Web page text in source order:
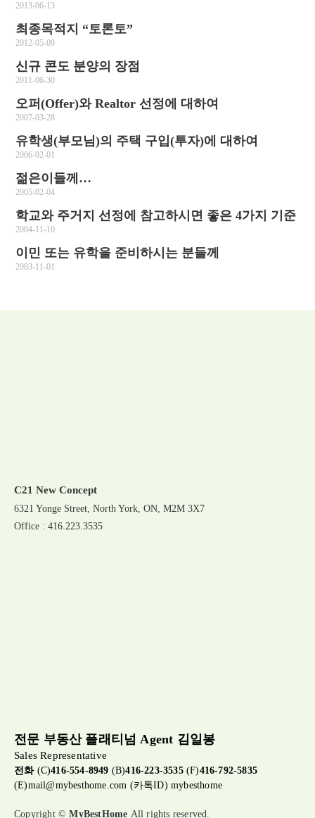
2013-06-13
최종목적지 “토론토”
2012-05-09
신규 콘도 분양의 장점
2011-06-30
오퍼(Offer)와 Realtor 선정에 대하여
2007-03-28
유학생(부모님)의 주택 구입(투자)에 대하여
2006-02-01
젊은이들께…
2005-02-04
학교와 주거지 선정에 참고하시면 좋은 4가지 기준
2004-11-10
이민 또는 유학을 준비하시는 분들께
2003-11-01
C21 New Concept
6321 Yonge Street, North York, ON, M2M 3X7
Office : 416.223.3535
전문 부동산 플래티넘 Agent 김일봉
Sales Representative
전화(C)416-554-8949 (B)416-223-3535(F)416-792-5835
(E)mail@mybesthome.com (카톡ID) mybesthome
Copyright ©MyBestHome All rights reserved.